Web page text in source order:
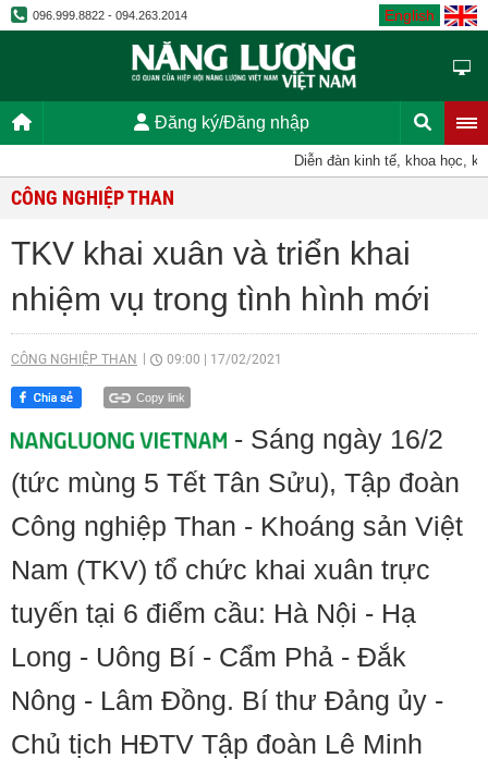
096.999.8822 - 094.263.2014 English
Đăng ký/Đăng nhập
Diễn đàn kinh tế, khoa học, kỹ
CÔNG NGHIỆP THAN
TKV khai xuân và triển khai
nhiệm vụ trong tình hình mới
CÔNG NGHIỆP THAN 09:00 17/02/2021
Copy link
- Sáng ngày 16/2
(tức mùng 5 Tết Tân Sửu), Tập đoàn
Công nghiệp Than - Khoáng sản Việt
Nam (TKV) tổ chức khai xuân trực
tuyến tại 6 điểm cầu: Hà Nội - Hạ
Long - Uông Bí - Cẩm Phả - Đắk
Nông - Lâm Đồng. Bí thư Đảng ủy -
Chủ tịch HĐTV Tập đoàn Lê Minh